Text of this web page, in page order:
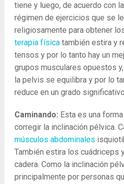
tiene y luego, de acuerdo con
régimen de ejercicios que se
religiosamente para obtener
terapia física también estira y
tensos y por lo tanto hay un
grupos musculares opuestos
la pelvis se equilibra y por lo
reduce en un grado
Caminando: Esta es una
corregir la inclinación pélvica.
músculos abdominales
También estira los cuádriceps
cadera. Como la inclinación
principalmente por personas